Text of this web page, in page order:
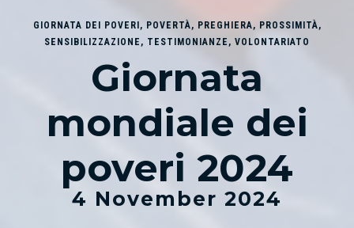
GIORNATA DEI POVERI, POVERTÀ, PREGHIERA, PROSSIMITÀ,
SENSIBILIZZAZIONE , TESTIMONIANZE , VOLONTARIATO
Giornata
mondiale dei
poveri 2024
4 November 2024